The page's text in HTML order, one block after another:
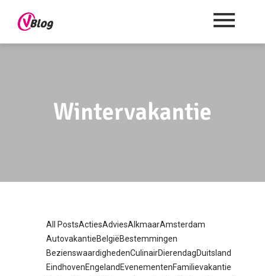
Wintervakantie
All PostsActiesAdviesAlkmaarAmsterdam
AutovakantieBelgiëBestemmingen
BezienswaardighedenCulinairDierendagDuitsland
EindhovenEngeland EvenementenFamilievakantie